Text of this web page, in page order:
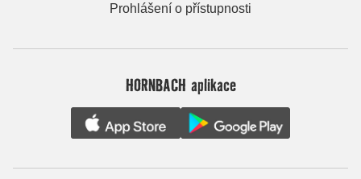
Prohlášení o přístupnosti
HORNBACH aplikace